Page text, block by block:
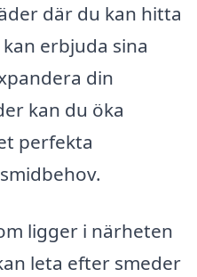
där du kan hitta
erbjuda sina
din
kan du öka
perfekta
ligger i närheten
leta efter smeder